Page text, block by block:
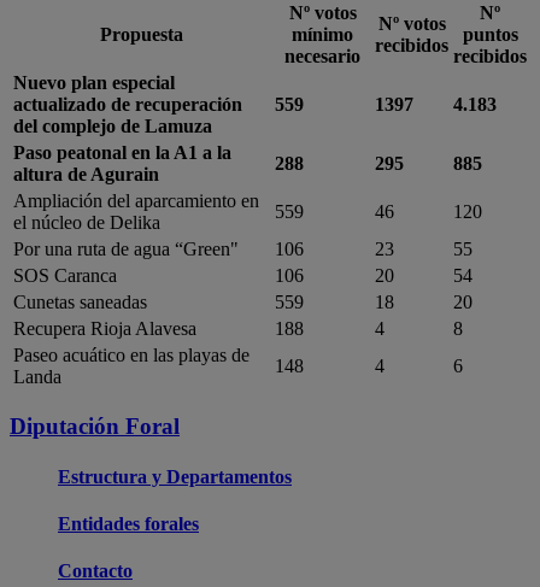
Propuesta
Nº votos
mínimo
necesario
Nº votos
recibidos
Nº
puntos
recibidos
Nuevo plan especial
actualizado de recuperación
del complejo de Lamuza
559 1397 4.183
Paso peatonal en la A1 a la
altura de Agurain
288 295
885
Ampliación del aparcamiento en
el núcleo de Delika
559 46
120
Por una ruta de agua “Green"
106 23
55
SOS Caranca
106 20
54
Cunetas saneadas
559 18
20
Recupera Rioja Alavesa
188 4
8
Paseo acuático en las playas de
Landa
148 4 6
Diputación Foral
Estructura y Departamentos
Entidades forales
Contacto